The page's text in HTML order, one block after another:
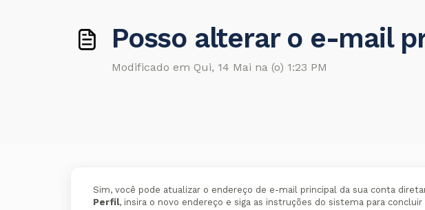
Posso alterar o e-mail
Modificado em Qui, 14 Mai na (o) 1:23 PM
Sim, você pode atualizar o endereço de e-mail principal da sua conta
Perfil, insira o novo endereço e siga as instruções do sistema para concluir